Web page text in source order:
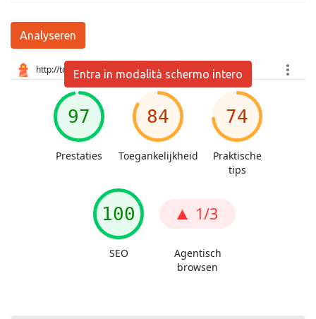
Analyseren
Entra in modalità schermo intero